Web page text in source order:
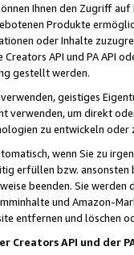
Ihnen den Zugriff
Produkte
oder Inhalte
API und PA API
gestellt werden.
geistiges
verwenden, um direkt
zu entwickeln
wenn Sie zu
erfüllen bzw. ansonsten
beenden. Sie werden
und Amazon-
entfernen und löschen
Creators API und der